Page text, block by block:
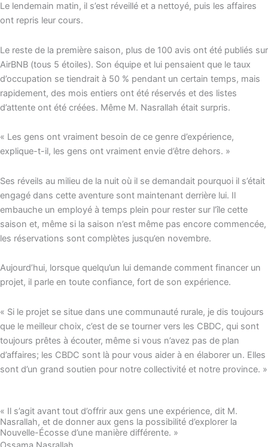
Le lendemain matin, il s’est réveillé et a nettoyé, puis les affaires
ont repris leur cours.
Le reste de la première saison, plus de 100 avis ont été publiés sur
AirBNB (tous 5 étoiles). Son équipe et lui pensaient que le taux
d’occupation se tiendrait à 50 % pendant un certain temps, mais
rapidement, des mois entiers ont été réservés et des listes
d’attente ont été créées. Même M. Nasrallah était surpris.
« Les gens ont vraiment besoin de ce genre d’expérience,
explique-t-il, les gens ont vraiment envie d’être dehors. »
Ses réveils au milieu de la nuit où il se demandait pourquoi il s’était
engagé dans cette aventure sont maintenant derrière lui. Il
embauche un employé à temps plein pour rester sur l’île cette
saison et, même si la saison n’est même pas encore commencée,
les réservations sont complètes jusqu’en novembre.
Aujourd’hui, lorsque quelqu’un lui demande comment financer un
projet, il parle en toute confiance, fort de son expérience.
« Si le projet se situe dans une communauté rurale, je dis toujours
que le meilleur choix, c’est de se tourner vers les CBDC, qui sont
toujours prêtes à écouter, même si vous n’avez pas de plan
d’affaires; les CBDC sont là pour vous aider à en élaborer un. Elles
sont d’un grand soutien pour notre collectivité et notre province. »
« Il s’agit avant tout d’offrir aux gens une expérience, dit M.
Nasrallah, et de donner aux gens la possibilité d’explorer la
Nouvelle-Écosse d’une manière différente. »